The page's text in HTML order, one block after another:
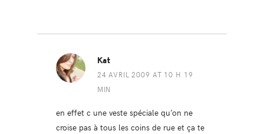
Kat
24 AVRIL 2009 AT 10 H 19
MIN
en effet c une veste spéciale qu’on ne
croise pas à tous les coins de rue et ça te